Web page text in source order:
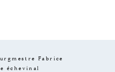
Fabrice
échevinal